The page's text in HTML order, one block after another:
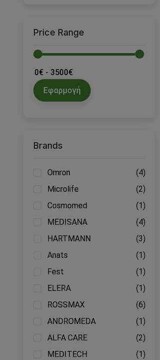
Price Range
Εφαρμογή
Brands
Omron
(4)
Microlife
(2)
Cosmomed
(1)
MEDISANA
(4)
HARTMANN
(3)
Anats
(1)
Fest
(1)
ELERA
(1)
ROSSMAX
(6)
ANDROMEDA
(1)
ALFA CARE
(2)
MEDITECH
(1)